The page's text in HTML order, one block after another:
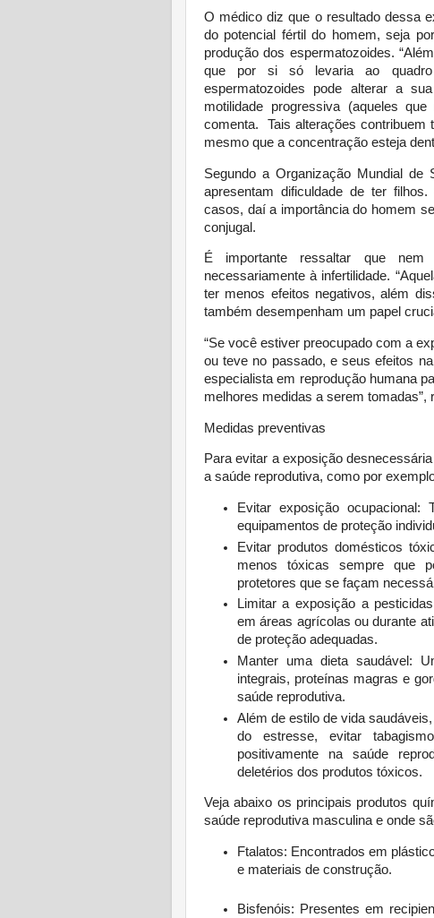
O médico diz que o resultado dessa
do potencial fértil do homem, seja
produção dos espermatozoides.
que por si só levaria ao quadro
espermatozoides pode alterar a
motilidade progressiva (aqueles
comenta. Tais alterações contribuem
mesmo que a concentração esteja
Segundo a Organização Mundial
apresentam dificuldade de ter
casos, daí a importância do homem
conjugal.
É importante ressaltar que
necessariamente à infertilidade.
ter menos efeitos negativos, além
também desempenham um papel
“Se você estiver preocupado com a
ou teve no passado, e seus efeitos
especialista em reprodução humana
melhores medidas a serem tomadas”,
Medidas preventivas
Para evitar a exposição
a saúde reprodutiva, como por
Evitar exposição ocupacional:
equipamentos de proteção
Evitar produtos domésticos
menos tóxicas sempre que
protetores que se façam
Limitar a exposição a
em áreas agrícolas ou durante
de proteção adequadas.
Manter uma dieta saudável:
integrais, proteínas magras e
saúde reprodutiva.
Além de estilo de vida
do estresse, evitar
positivamente na saúde
deletérios dos produtos tóxicos.
Veja abaixo os principais produtos
saúde reprodutiva masculina e onde
Ftalatos: Encontrados em
e materiais de construção.
Bisfenóis: Presentes em